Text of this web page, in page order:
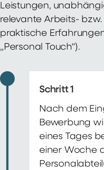
Leistungen,
relevante Arbeits-
praktische
„Personal Touch“).
Schritt 1
Nach dem
Bewerbung
eines Tages
einer Woche